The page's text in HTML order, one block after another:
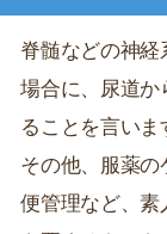
脊髄などの神
場合に、尿道
ることを言いま
その他、服薬
便管理など、